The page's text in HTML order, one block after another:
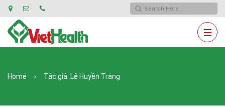
Home Tác giả: Lê Huyền Trang